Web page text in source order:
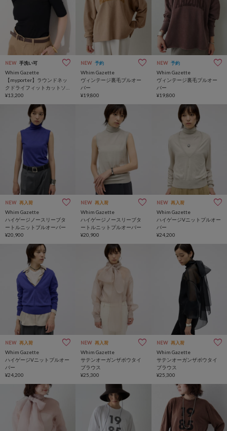
NEW 手洗い可
Whim Gazette
【myporter】ラウンドネッ
クドライフィットカットソ
ー
¥13,200
NEW 予約
Whim Gazette
ヴィンテージ裏毛プルオー
バー
¥19,800
NEW 予約
Whim Gazette
ヴィンテージ裏毛プルオー
バー
¥19,800
NEW 再入荷
Whim Gazette
ハイゲージノースリーブタ
ートルニットプルオーバー
¥20,900
NEW 再入荷
Whim Gazette
ハイゲージノースリーブタ
ートルニットプルオーバー
¥20,900
NEW 再入荷
Whim Gazette
ハイゲージVニットプルオー
バー
¥24,200
NEW 再入荷
Whim Gazette
ハイゲージVニットプルオー
バー
¥24,200
NEW 再入荷
Whim Gazette
サテンオーガンザボウタイ
ブラウス
¥25,300
NEW 再入荷
Whim Gazette
サテンオーガンザボウタイ
ブラウス
¥25,300